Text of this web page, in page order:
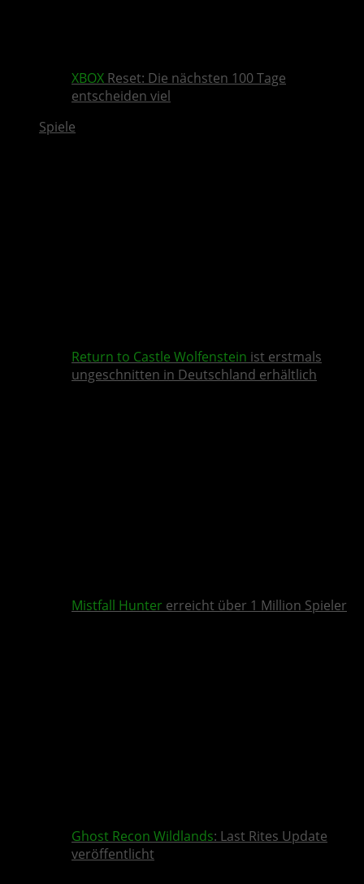
XBOX Reset: Die nächsten 100 Tage
entscheiden viel
Spiele
Return to Castle Wolfenstein ist erstmals
ungeschnitten in Deutschland erhältlich
Mistfall Hunter erreicht über 1 Million Spieler
Ghost Recon Wildlands: Last Rites Update
veröffentlicht